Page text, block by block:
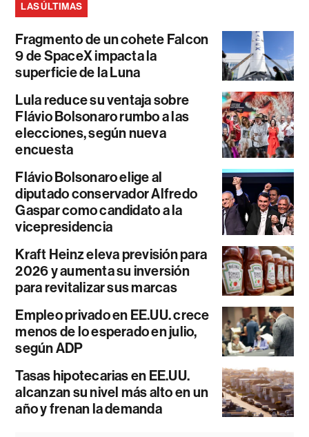
LAS ÚLTIMAS
Fragmento de un cohete Falcon
9 de SpaceX impacta la
superficie de la Luna
Lula reduce su ventaja sobre
Flávio Bolsonaro rumbo a las
elecciones, según nueva
encuesta
Flávio Bolsonaro elige al
diputado conservador Alfredo
Gaspar como candidato a la
vicepresidencia
Kraft Heinz eleva previsión para
2026 y aumenta su inversión
para revitalizar sus marcas
Empleo privado en EE.UU. crece
menos de lo esperado en julio,
según ADP
Tasas hipotecarias en EE.UU.
alcanzan su nivel más alto en un
año y frenan la demanda